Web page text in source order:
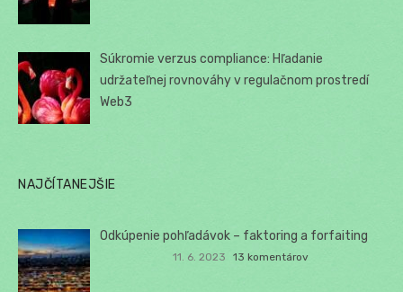
Súkromie verzus compliance: Hľadanie
udržateľnej rovnováhy v regulačnom prostredí
Web3
NAJČÍTANEJŠIE
Odkúpenie pohľadávok – faktoring a forfaiting
11. 6. 2023 13 komentárov